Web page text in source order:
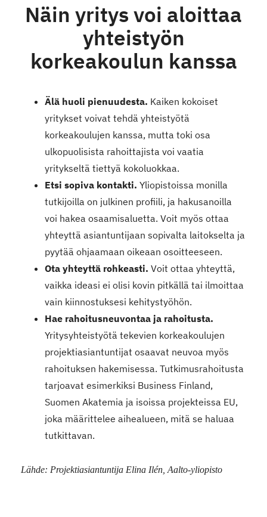
Näin yritys voi aloittaa
yhteistyön
korkeakoulun kanssa
Älä huoli pienuudesta. Kaiken kokoiset
yritykset voivat tehdä yhteistyötä
korkeakoulujen kanssa, mutta toki osa
ulkopuolisista rahoittajista voi vaatia
yritykseltä tiettyä kokoluokkaa.
Etsi sopiva kontakti. Yliopistoissa monilla
tutkijoilla on julkinen profiili, ja hakusanoilla
voi hakea osaamisaluetta. Voit myös ottaa
yhteyttä asiantuntijaan sopivalta laitokselta ja
pyytää ohjaamaan oikeaan osoitteeseen.
Ota yhteyttä rohkeasti. Voit ottaa yhteyttä,
vaikka ideasi ei olisi kovin pitkällä tai ilmoittaa
vain kiinnostuksesi kehitystyöhön.
Hae rahoitusneuvontaa ja rahoitusta.
Yritysyhteistyötä tekevien korkeakoulujen
projektiasiantuntijat osaavat neuvoa myös
rahoituksen hakemisessa. Tutkimusrahoitusta
tarjoavat esimerkiksi Business Finland,
Suomen Akatemia ja isoissa projekteissa EU,
joka määrittelee aihealueen, mitä se haluaa
tutkittavan.
Lähde: Projektiasiantuntija Elina Ilén, Aalto-yliopisto